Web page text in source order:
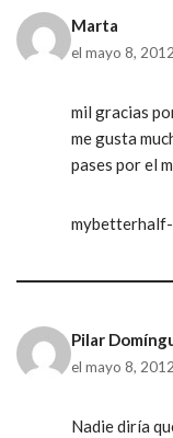
Marta
el mayo 8,
mil gracias
me gusta
pases por el
Pilar
el mayo 8,
Nadie diría